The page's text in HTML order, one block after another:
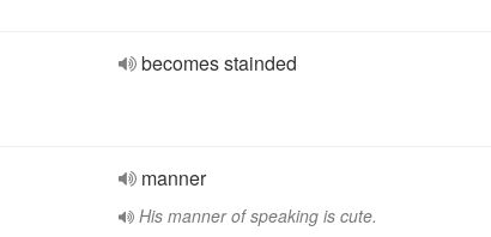
becomes stainded
manner
His manner of speaking is cute.